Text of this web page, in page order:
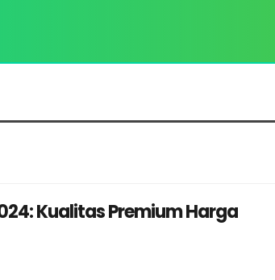
Kualitas Premium Harga